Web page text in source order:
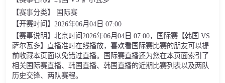
【赛事分类】 国际赛
【开赛时间】2026年06月04日 07:00
【赛事说明】北京时间2026年06月04日 07:00，国际赛【韩国 VS
萨尔瓦多】直播准时在线播放，喜欢看国际赛比赛的朋友可以提
前收藏本页面以免错过直播。国际赛直播还为您在本页面索引了
相关国际赛直播、韩国直播、韩国直播的近期比赛列表以及两队
历史交锋、两队赛程。